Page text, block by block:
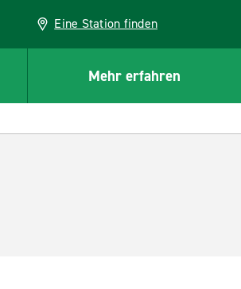
Eine Station finden
Mehr erfahren